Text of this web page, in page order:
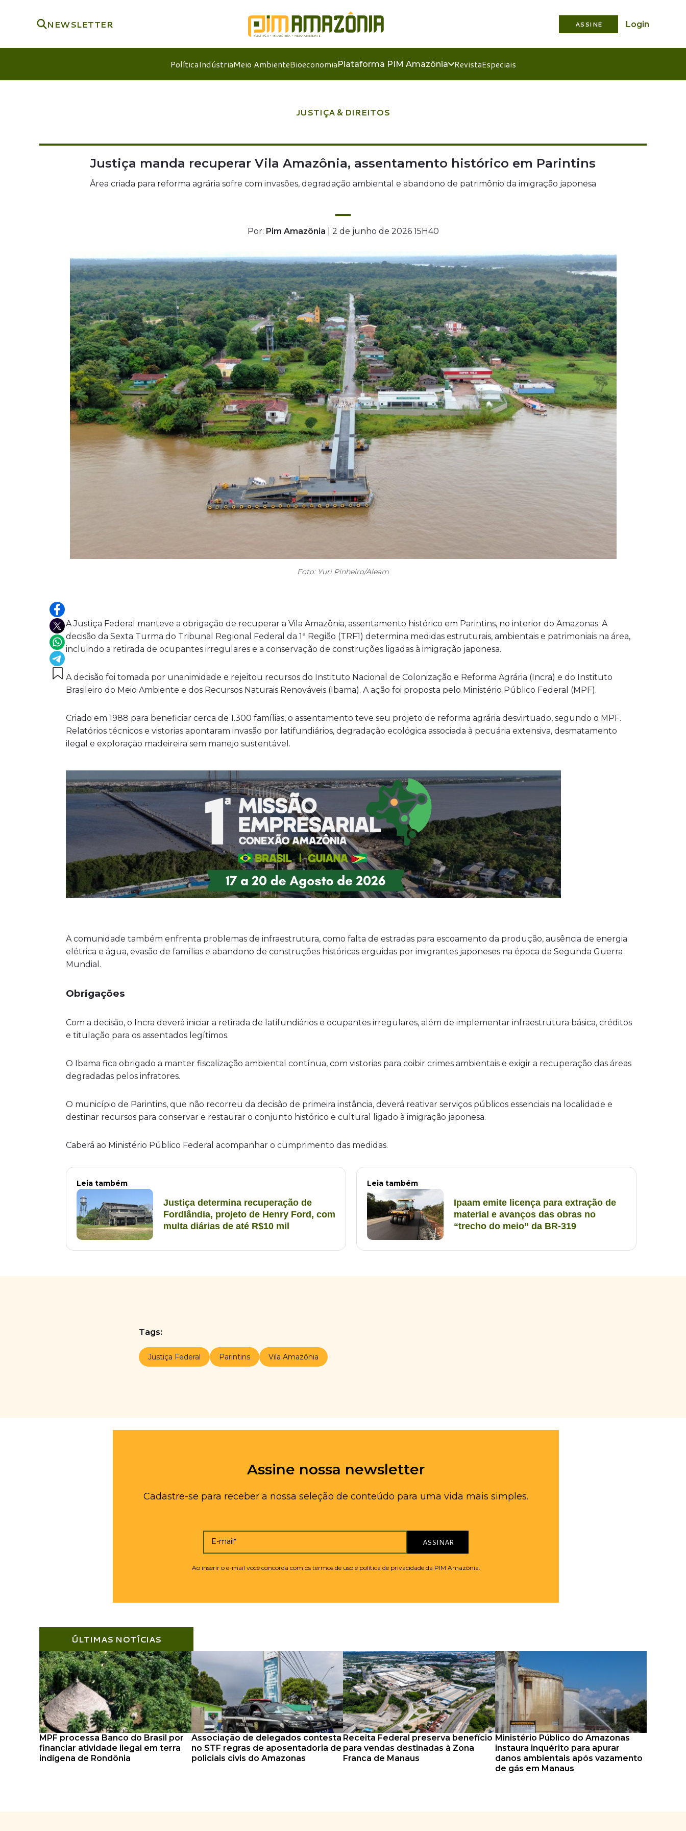
NEWSLETTER ASSINE Login
PolíticaIndústriaMeio AmbienteBioeconomiaPlataforma PIM Amazônia RevistaEspeciais
JUSTIÇA & DIREITOS
Justiça manda recuperar Vila Amazônia, assentamento histórico em Parintins
Área criada para reforma agrária sofre com invasões, degradação ambiental e abandono de patrimônio da imigração japonesa
Por: Pim Amazônia | 2 de junho de 2026 15H40
Foto: Yuri Pinheiro/Aleam
A Justiça Federal manteve a obrigação de recuperar a Vila Amazônia, assentamento histórico em Parintins, no interior do Amazonas. A
decisão da Sexta Turma do Tribunal Regional Federal da 1ª Região (TRF1) determina medidas estruturais, ambientais e patrimoniais na área,
incluindo a retirada de ocupantes irregulares e a conservação de construções ligadas à imigração japonesa.
A decisão foi tomada por unanimidade e rejeitou recursos do Instituto Nacional de Colonização e Reforma Agrária (Incra) e do Instituto
Brasileiro do Meio Ambiente e dos Recursos Naturais Renováveis (Ibama). A ação foi proposta pelo Ministério Público Federal (MPF).
Criado em 1988 para beneficiar cerca de 1.300 famílias, o assentamento teve seu projeto de reforma agrária desvirtuado, segundo o MPF.
Relatórios técnicos e vistorias apontaram invasão por latifundiários, degradação ecológica associada à pecuária extensiva, desmatamento
ilegal e exploração madeireira sem manejo sustentável.
A comunidade também enfrenta problemas de infraestrutura, como falta de estradas para escoamento da produção, ausência de energia
elétrica e água, evasão de famílias e abandono de construções históricas erguidas por imigrantes japoneses na época da Segunda Guerra
Mundial.
Obrigações
Com a decisão, o Incra deverá iniciar a retirada de latifundiários e ocupantes irregulares, além de implementar infraestrutura básica, créditos
e titulação para os assentados legítimos.
O Ibama fica obrigado a manter fiscalização ambiental contínua, com vistorias para coibir crimes ambientais e exigir a recuperação das áreas
degradadas pelos infratores.
O município de Parintins, que não recorreu da decisão de primeira instância, deverá reativar serviços públicos essenciais na localidade e
destinar recursos para conservar e restaurar o conjunto histórico e cultural ligado à imigração japonesa.
Caberá ao Ministério Público Federal acompanhar o cumprimento das medidas.
Leia também
Justiça determina recuperação de
Fordlândia, projeto de Henry Ford, com
multa diárias de até R$10 mil
Leia também
Ipaam emite licença para extração de
material e avanços das obras no
“trecho do meio” da BR-319
Tags:
Justiça Federal Parintins Vila Amazônia
Assine nossa newsletter
Cadastre-se para receber a nossa seleção de conteúdo para uma vida mais simples.
E-mail* ASSINAR
Ao inserir o e-mail você concorda com os termos de uso e política de privacidade da PIM Amazônia.
ÚLTIMAS NOTÍCIAS
MPF processa Banco do Brasil por
financiar atividade ilegal em terra
indígena de Rondônia
Associação de delegados contesta
no STF regras de aposentadoria de
policiais civis do Amazonas
Receita Federal preserva benefício
para vendas destinadas à Zona
Franca de Manaus
Ministério Público do Amazonas
instaura inquérito para apurar
danos ambientais após vazamento
de gás em Manaus